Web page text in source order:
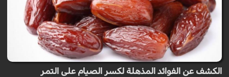
الكشف عن الفوائد المذهلة لكسر الصيام على التمر